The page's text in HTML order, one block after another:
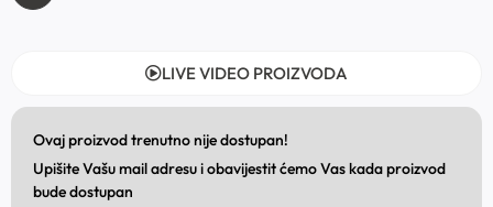
LIVE VIDEO PROIZVODA
Ovaj proizvod trenutno nije dostupan!
Upišite Vašu mail adresu i obavijestit ćemo Vas kada proizvod
bude dostupan